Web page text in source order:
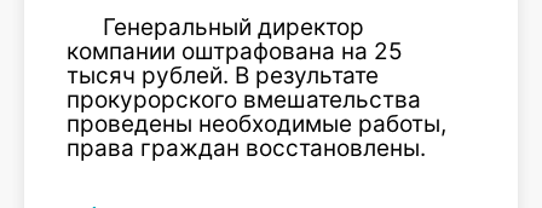
Генеральный директор
компании оштрафована на 25
тысяч рублей. В результате
прокурорского вмешательства
проведены необходимые работы,
права граждан восстановлены.